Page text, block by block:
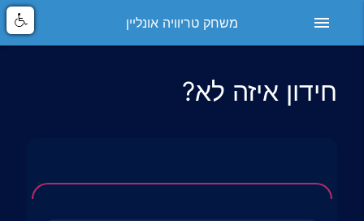
menu משחק טריוויה אונליין
חידון איזה לא?